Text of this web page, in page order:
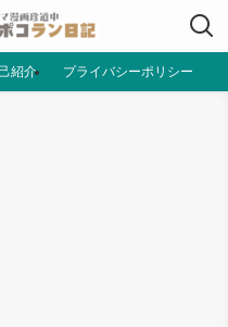
紹介 プライバシーポリシー